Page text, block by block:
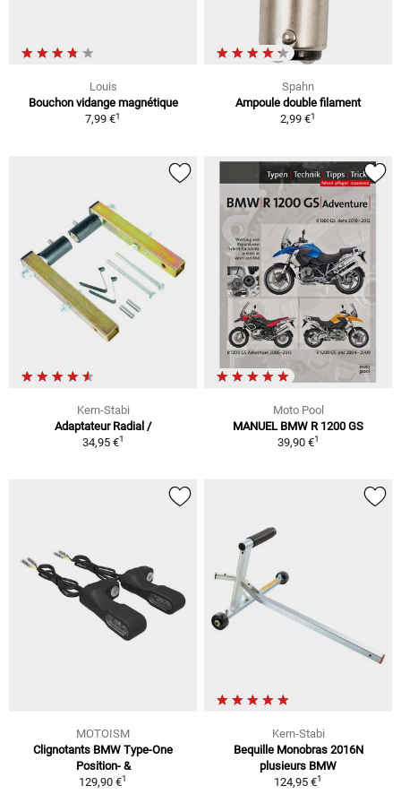
Louis
Bouchon vidange magnétique
7,99 €1
Spahn
Ampoule double filament
2,99 €1
Kern-Stabi
Adaptateur Radial /
34,95 €1
Moto Pool
MANUEL BMW R 1200 GS
39,90 €1
MOTOISM
Clignotants BMW Type-One
Position- &
129,90 €1
Kern-Stabi
Bequille Monobras 2016N
plusieurs BMW
124,95 €1